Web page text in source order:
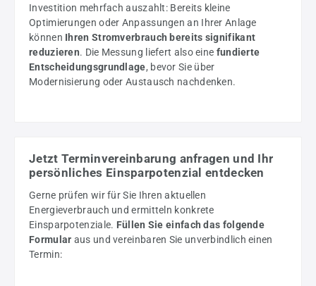
Investition mehrfach auszahlt: Bereits kleine
Optimierungen oder Anpassungen an Ihrer Anlage
können Ihren Stromverbrauch bereits signifikant
reduzieren. Die Messung liefert also eine fundierte
Entscheidungsgrundlage, bevor Sie über
Modernisierung oder Austausch nachdenken.
Jetzt Terminvereinbarung anfragen und Ihr
persönliches Einsparpotenzial entdecken
Gerne prüfen wir für Sie Ihren aktuellen
Energieverbrauch und ermitteln konkrete
Einsparpotenziale. Füllen Sie einfach das folgende
Formular aus und vereinbaren Sie unverbindlich einen
Termin: